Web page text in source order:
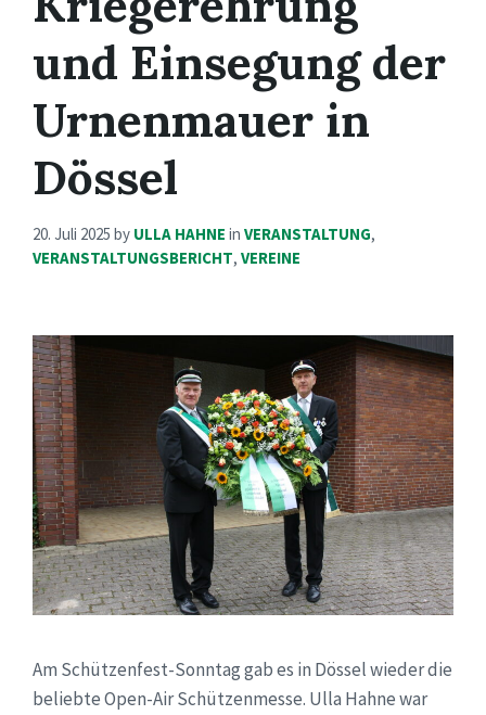
und Einsegung der
Urnenmauer in
Dössel
20. Juli 2025 by ULLA HAHNE in VERANSTALTUNG,
VERANSTALTUNGSBERICHT, VEREINE
Am Schützenfest-Sonntag gab es in Dössel wieder die
beliebte Open-Air Schützenmesse. Ulla Hahne war